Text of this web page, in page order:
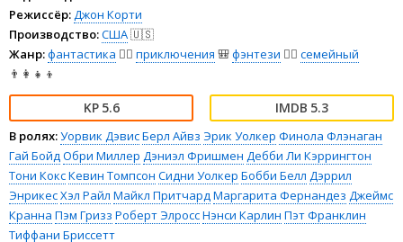
Режиссёр:Джон Корти
Производство:США🇺🇸
Жанр:фантастика 🧙‍♀️ приключения 🎒фэнтези 🧝‍♂️ семейный
👨‍👩‍👧‍👦
5.6 5.3
В ролях:Уорвик ДэвисБерл Айвз Эрик Уолкер Финола Флэнаган
Гай БойдОбри Миллер Дэниэл Фришмен Дебби Ли Кэррингтон
Тони КоксКевин Томпсон Сидни Уолкер Бобби Белл Дэррил
ЭнрикесХэл Райл Майкл ПритчардМаргарита Фернандез Джеймс
Кранна Пэм Гризз Роберт ЭлроссНэнси Карлин Пэт Франклин
Тиффани Бриссетт